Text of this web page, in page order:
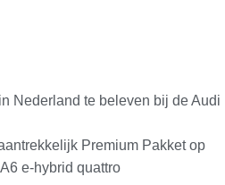
Nederland te beleven bij de Audi
Premium Pakket op
e-hybrid quattro